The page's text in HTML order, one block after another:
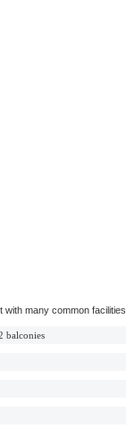
many common facilities.
balconies